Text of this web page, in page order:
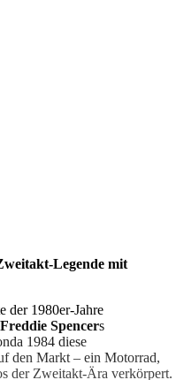
Legende mit
der 1980er-Jahre
Freddie Spencers
1984 diese
den Markt – ein Motorrad,
der Zweitakt-Ära verkörpert.